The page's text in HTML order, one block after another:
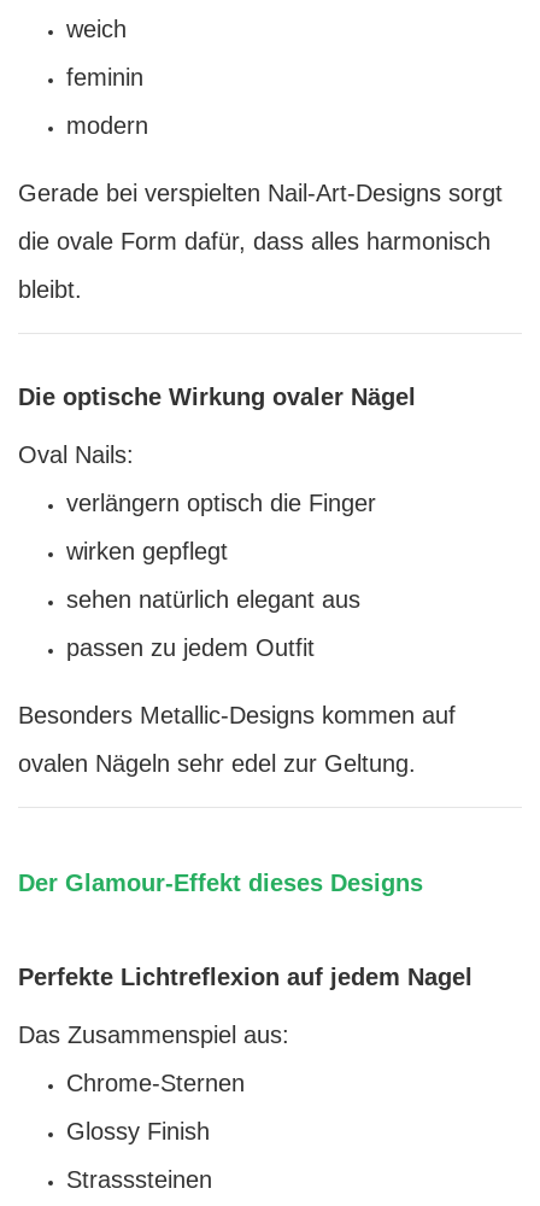
weich
feminin
modern
Gerade bei verspielten Nail-Art-Designs sorgt
die ovale Form dafür, dass alles harmonisch
bleibt.
Die optische Wirkung ovaler Nägel
Oval Nails:
verlängern optisch die Finger
wirken gepflegt
sehen natürlich elegant aus
passen zu jedem Outfit
Besonders Metallic-Designs kommen auf
ovalen Nägeln sehr edel zur Geltung.
Der Glamour-Effekt dieses Designs
Perfekte Lichtreflexion auf jedem Nagel
Das Zusammenspiel aus:
Chrome-Sternen
Glossy Finish
Strasssteinen